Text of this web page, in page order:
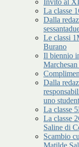
Invito al
La classe
Dalla
Le classi
Burano
Il biennio
Dalla
uno
La classe
La classe
Saline di
Scambio